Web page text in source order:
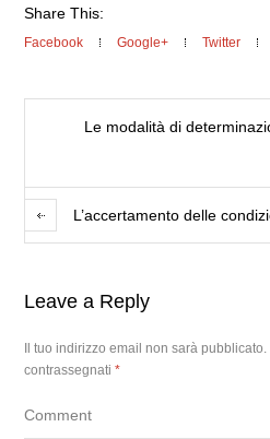
Share This:
Facebook Google+ Twitter
Le modalità di
L’accertamento delle
Leave a Reply
Il tuo indirizzo email non sarà pubblicato.
contrassegnati*
Comment